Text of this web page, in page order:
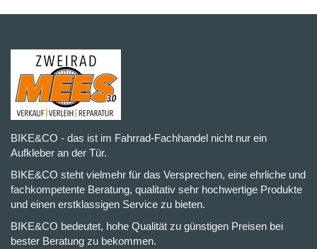
BIKE&CO - das ist im Fahrrad-Fachhandel nicht nur ein
Aufkleber an der Tür.
BIKE&CO steht vielmehr für das Versprechen, eine ehrliche und
fachkompetente Beratung, qualitativ sehr hochwertige Produkte
und einen erstklassigen Service zu bieten.
BIKE&CO bedeutet, hohe Qualität zu günstigen Preisen bei
bester Beratung zu bekommen.